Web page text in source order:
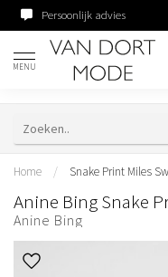
Persoonlijk advies
MENU
Home / Snake Print Miles
Anine Bing Snake
Anine Bing